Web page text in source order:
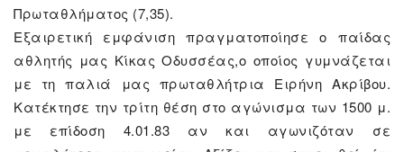
Πρωταθλήματος (7,35).
Εξαιρετική εμφάνιση πραγματοποίησε ο παίδας
αθλητής μας Κίκας Οδυσσέας,ο οποίος γυμνάζεται
με τη παλιά μας πρωταθλήτρια Ειρήνη Ακρίβου.
Κατέκτησε την τρίτη θέση στο αγώνισμα των 1500 μ.
με επίδοση 4.01.83 αν και αγωνιζόταν σε